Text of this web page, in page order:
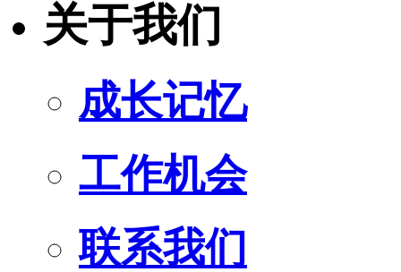
关于我们
成长记忆
工作机会
联系我们